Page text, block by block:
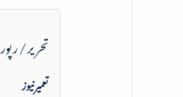
تحریر /
تعمیرنیوز